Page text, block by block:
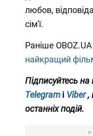
любов,
сім'ї.
Раніше
найкращий фільм
Підписуйтесь
Telegram і Viber ,
останніх подій.